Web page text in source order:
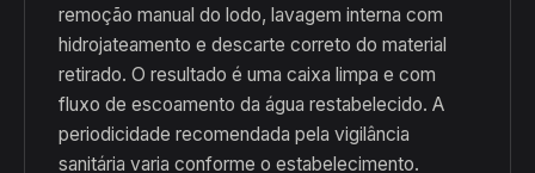
remoção manual do lodo, lavagem interna com
hidrojateamento e descarte correto do material
retirado. O resultado é uma caixa limpa e com
fluxo de escoamento da água restabelecido. A
periodicidade recomendada pela vigilância
sanitária varia conforme o estabelecimento.